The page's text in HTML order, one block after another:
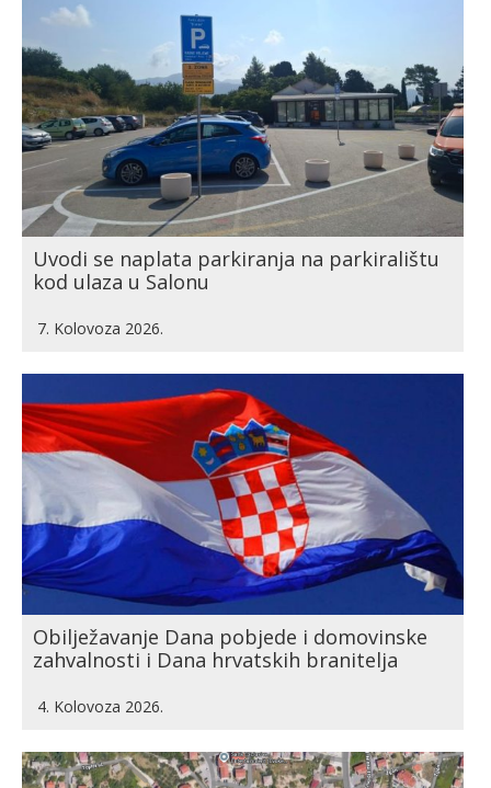
Uvodi se naplata parkiranja na parkiralištu
kod ulaza u Salonu
7. Kolovoza 2026.
Obilježavanje Dana pobjede i domovinske
zahvalnosti i Dana hrvatskih branitelja
4. Kolovoza 2026.